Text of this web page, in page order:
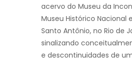
acervo do Museu da
Museu Histórico Nacional
Santo Antônio, no Rio de
sinalizando
e descontinuidades de